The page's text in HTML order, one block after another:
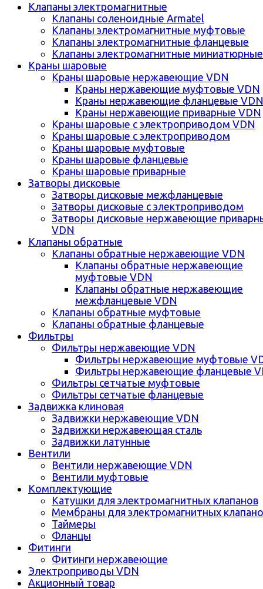
Клапаны электромагнитные
Клапаны соленоидные Armatel
Клапаны электромагнитные муфтовые
Клапаны электромагнитные фланцевые
Клапаны электромагнитные миниатюрные
Краны шаровые
Краны шаровые нержавеющие VDN
Краны нержавеющие муфтовые VDN
Краны нержавеющие фланцевые VDN
Краны нержавеющие приварные VDN
Краны шаровые с электроприводом VDN
Краны шаровые с электроприводом
Краны шаровые муфтовые
Краны шаровые фланцевые
Краны шаровые приварные
Затворы дисковые
Затворы дисковые межфланцевые
Затворы дисковые с электроприводом
Затворы дисковые нержавеющие
VDN
Клапаны обратные
Клапаны обратные нержавеющие VDN
Клапаны обратные нержавеющие
муфтовые VDN
Клапаны обратные нержавеющие
межфланцевые VDN
Клапаны обратные муфтовые
Клапаны обратные фланцевые
Фильтры
Фильтры нержавеющие VDN
Фильтры нержавеющие муфтовые
Фильтры нержавеющие фланцевые
Фильтры сетчатые муфтовые
Фильтры сетчатые фланцевые
Задвижка клиновая
Задвижки нержавеющие VDN
Задвижки нержавеющая сталь
Задвижки латунные
Вентили
Вентили нержавеющие VDN
Вентили муфтовые
Комплектующие
Катушки для электромагнитных клапанов
Мембраны для электромагнитных
Таймеры
Фланцы
Фитинги
Фитинги нержавеющие
Электроприводы VDN
Акционный товар